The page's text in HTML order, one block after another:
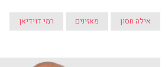
אילה חסון מאזינים רמי דוידיאן